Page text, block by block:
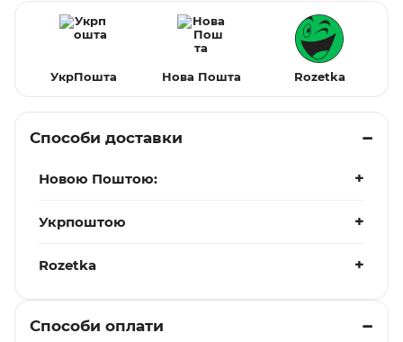
УкрПошта Нова Пошта Rozetka
Способи доставки
Новою Поштою:
Укрпоштою
Rozetka
Способи оплати